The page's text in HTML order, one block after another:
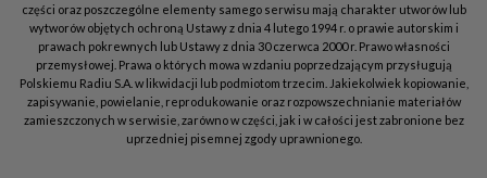
części oraz poszczególne elementy samego serwisu mają charakter utworów lub
wytworów objętych ochroną Ustawy z dnia 4 lutego 1994 r. o prawie autorskim i
prawach pokrewnych lub Ustawy z dnia 30 czerwca 2000 r. Prawo własności
przemysłowej. Prawa o których mowa w zdaniu poprzedzającym przysługują
Polskiemu Radiu S.A. w likwidacji lub podmiotom trzecim. Jakiekolwiek kopiowanie,
zapisywanie, powielanie, reprodukowanie oraz rozpowszechnianie materiałów
zamieszczonych w serwisie, zarówno w części, jak i w całości jest zabronione bez
uprzedniej pisemnej zgody uprawnionego.